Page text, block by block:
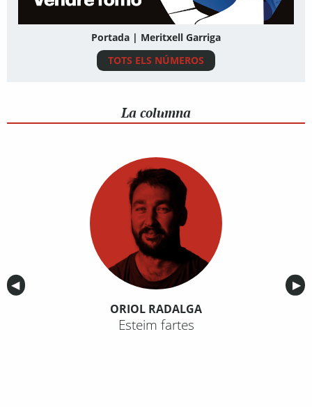
Portada | Meritxell Garriga
TOTS ELS NÚMEROS
La columna
Anterior
◀︎ ▶︎
ORIOL RADALGA
Esteim fartes